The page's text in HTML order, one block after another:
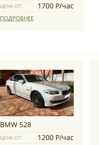
ЦЕНА ОТ: 1700 Р/час
ПОДРОБНЕЕ
BMW 528
ЦЕНА ОТ: 1200 Р/час